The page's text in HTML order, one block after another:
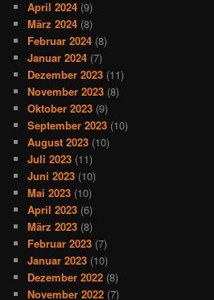
April 2024 (9)
März 2024 (8)
Februar 2024 (8)
Januar 2024 (7)
Dezember 2023 (11)
November 2023 (8)
Oktober 2023 (9)
September 2023 (10)
August 2023 (10)
Juli 2023 (11)
Juni 2023 (10)
Mai 2023 (10)
April 2023 (6)
März 2023 (8)
Februar 2023 (7)
Januar 2023 (10)
Dezember 2022 (8)
November 2022 (7)